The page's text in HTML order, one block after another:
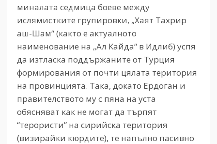
миналата седмица боеве между
ислямистките групировки, „Хаят Тахрир
аш-Шам“ (както е актуалното
наименование на „Ал Кайда“ в Идлиб) успя
да изтласка поддържаните от Турция
формирования от почти цялата територия
на провинцията. Така, докато Ердоган и
правителството му с пяна на уста
обясняват как не могат да търпят
“терористи” на сирийска територия
(визирайки кюрдите), те напълно пасивно